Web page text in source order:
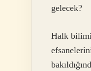
gelecek?
Halk